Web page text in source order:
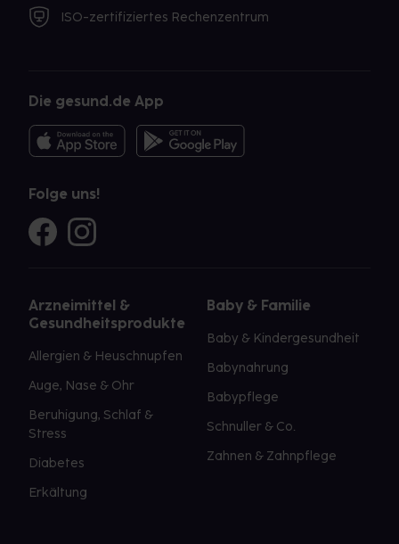
ISO-zertifiziertes Rechenzentrum
Die gesund.de App
Folge uns!
Arzneimittel &
Gesundheitsprodukte
Allergien & Heuschnupfen
Auge, Nase & Ohr
Beruhigung, Schlaf &
Stress
Diabetes
Erkältung
Baby & Familie
Baby & Kindergesundheit
Babynahrung
Babypflege
Schnuller & Co.
Zahnen & Zahnpflege